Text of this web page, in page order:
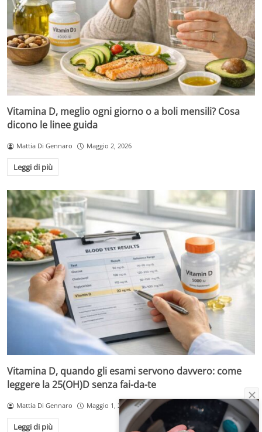
Vitamina D, meglio ogni giorno o a boli mensili? Cosa
dicono le linee guida
Mattia Di Gennaro Maggio 2, 2026
Leggi di più
Vitamina D, quando gli esami servono davvero: come
leggere la 25(OH)D senza fai-da-te
Mattia Di Gennaro Maggio 1, 2026
Leggi di più